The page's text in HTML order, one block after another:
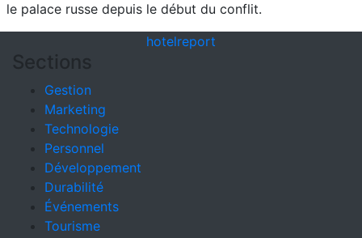
le palace russe depuis le début du conflit.
hotelreport
Sections
Gestion
Marketing
Technologie
Personnel
Développement
Durabilité
Événements
Tourisme